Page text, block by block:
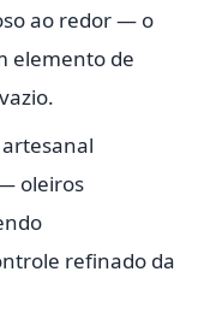
ao redor — o
elemento de
oleiros
refinado da